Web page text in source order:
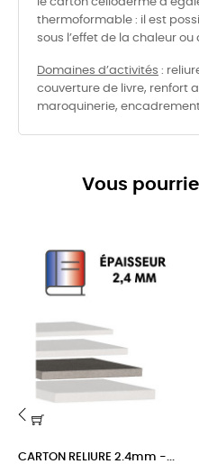
le carton celloderme a
thermoformable : il est
sous l’effet de la chaleur
Domaines d’activités :
couverture de livre, renfort
maroquinerie,
Vous
CARTON RELIURE 2.4mm -...
‹